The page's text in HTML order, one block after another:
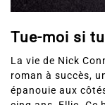
Tue-moi si
La vie de Nick
roman à succès,
épanouie aux